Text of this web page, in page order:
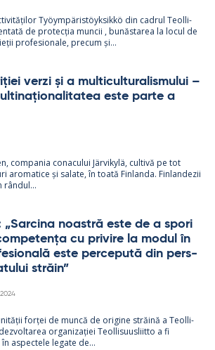
Työym­pä­ris­töyk­sikkö din cadrul Teol­li­
de pro­tecția muncii , bunăs­ta­rea la locul de
pro­fe­sio­nale, precum și...
verzi și a mul­ticul­tu­ra­lis­mu­lui –
este parte a
com­pa­nia co­nacu­lui Jär­vi­kylä, cul­tivă pe tot
aro­ma­tice și sa­late, în toată Fin­landa. Fin­lan­dezii
rân­dul...
„Sarcina noa­stră este de a spori
cu pri­vire la mo­dul în
este perce­pută din pers­
străin”
forței de muncă de ori­gine străină a Teol­li­
or­ga­nizației Teol­li­suus­liitto a fi
as­pec­tele le­gate de...